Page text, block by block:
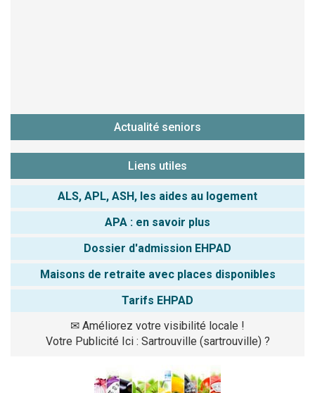
Actualité seniors
Liens utiles
ALS, APL, ASH, les aides au logement
APA : en savoir plus
Dossier d'admission EHPAD
Maisons de retraite avec places disponibles
Tarifs EHPAD
✉ Améliorez votre visibilité locale !
Votre Publicité Ici : Sartrouville (sartrouville) ?